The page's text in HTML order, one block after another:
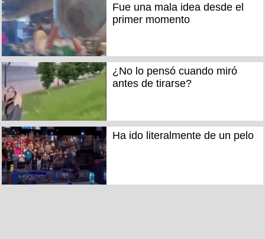
Fue una mala idea desde el
primer momento
¿No lo pensó cuando miró
antes de tirarse?
Ha ido literalmente de un pelo